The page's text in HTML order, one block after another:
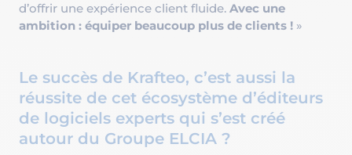
d’offrir une expérience client fluide. Avec une
ambition : équiper beaucoup plus de clients ! »
Le succès de Krafteo, c’est aussi la
réussite de cet écosystème d’éditeurs
de logiciels experts qui s’est créé
autour du Groupe ELCIA ?